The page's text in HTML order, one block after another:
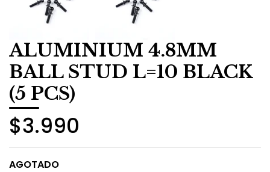
ALUMINIUM 4.8MM
BALL STUD L=10 BLACK
(5 PCS)
$3.990
AGOTADO